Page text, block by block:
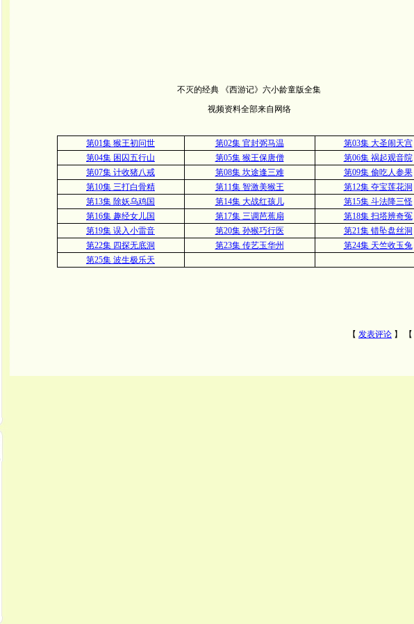
不灭的经典 《西游记》六小龄童版全集
视频资料全部来自网络
第01集 猴王初问世 第02集 官封弼马温
第03集 大圣闹天宫
第04集 困囚五行山
第05集 猴王保唐僧
第06集 祸起观音院
第07集 计收猪八戒
第08集 坎途逢三难
第09集 偷吃人参果
第10集 三打白骨精
第11集 智激美猴王
第12集 夺宝莲花洞
第13集 除妖乌鸡国
第14集 大战红孩儿
第15集 斗法降三怪
第16集 趣经女儿国
第17集 三调芭蕉扇
第18集 扫塔辨奇冤
第19集 误入小雷音
第20集 孙猴巧行医
第21集 错坠盘丝洞
第22集 四探无底洞
第23集 传艺玉华州
第24集 天竺收玉兔
第25集 波生极乐天
【 发表评论 】 【